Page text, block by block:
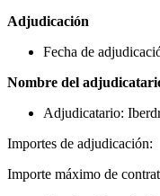
Adjudicación
Fecha de
Nombre del
Adjudicatario:
Importes de adjudicación:
Importe máximo de